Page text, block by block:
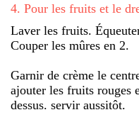
4. Pour les fruits et le
Laver les fruits.
Couper les mûres en 2.
Garnir de crème le
ajouter les fruits rouges
dessus. servir aussitôt.